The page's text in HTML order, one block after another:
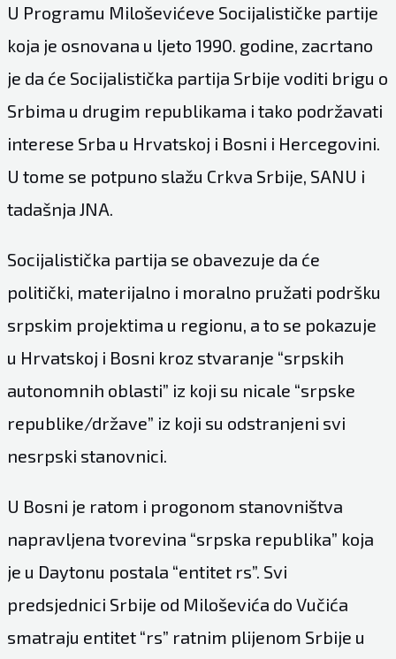
U Programu Miloševićeve Socijalističke partije
koja je osnovana u ljeto 1990. godine, zacrtano
je da će Socijalistička partija Srbije voditi brigu o
Srbima u drugim republikama i tako podržavati
interese Srba u Hrvatskoj i Bosni i Hercegovini.
U tome se potpuno slažu Crkva Srbije, SANU i
tadašnja JNA.
Socijalistička partija se obavezuje da će
politički, materijalno i moralno pružati podršku
srpskim projektima u regionu, a to se pokazuje
u Hrvatskoj i Bosni kroz stvaranje “srpskih
autonomnih oblasti” iz koji su nicale “srpske
republike/države” iz koji su odstranjeni svi
nesrpski stanovnici.
U Bosni je ratom i progonom stanovništva
napravljena tvorevina “srpska republika” koja
je u Daytonu postala “entitet rs”. Svi
predsjednici Srbije od Miloševića do Vučića
smatraju entitet “rs” ratnim plijenom Srbije u